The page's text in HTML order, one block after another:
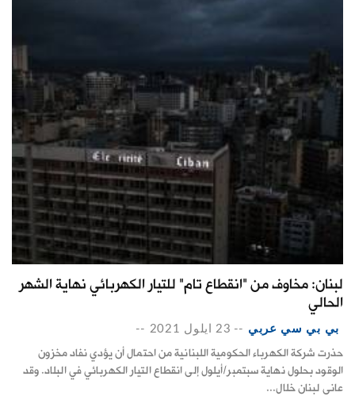
لبنان: مخاوف من "انقطاع تام" للتيار الكهربائي نهاية الشهر
الحالي
بي بي سي عربي -- 23 ايلول 2021 --
حذرت شركة الكهرباء الحكومية اللبنانية من احتمال أن يؤدي نفاد مخزون
الوقود بحلول نهاية سبتمبر/أيلول إلى انقطاع التيار الكهربائي في البلاد. وقد
عانى لبنان خلال...